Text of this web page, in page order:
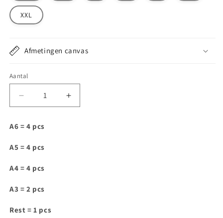
XXL
Afmetingen canvas
Aantal
Aantal
verlagen
IAM110
Aantal
verhogen
A6 = 4 pcs
A5 = 4 pcs
A4 = 4 pcs
A3 = 2 pcs
Rest = 1 pcs